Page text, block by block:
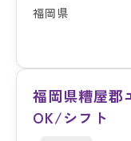
福岡県
福岡県糟屋
OK/シフト